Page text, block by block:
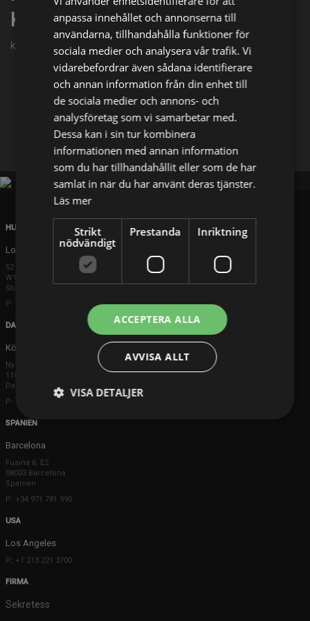
Karlskrona
kl. 21:25 på TV4 Fakta
Facebook
HUVUDKONTOR
London
52 Brook Street
W1K 5DS London
Storbritannien
P: +44 203 608 8181
DANMARK
Köpenhamn
Ny Østergade 20
1101 København K
Danmark
P: +45 3698 8480
SPANIEN
Barcelona
Fusina 6, E2
08003 Barcelona
Spanien
P: +34 971 781 990
USA
Los Angeles
P: +1 213 221 3700
FIRMA
Sekretess
anpassa innehållet och annonserna till
användarna, tillhandahålla funktioner för
sociala medier och analysera vår trafik. Vi
vidarebefordrar även sådana identifierare
och annan information från din enhet till
de sociala medier och annons- och
analysföretag som vi samarbetar med.
Dessa kan i sin tur kombinera
informationen med annan information
som du har tillhandahållit eller som de har
samlat in när du har använt deras tjänster.
Läs mer
Strikt
nödvändigt
Prestanda Inriktning
ACCEPTERA ALLA
AVVISA ALLT
VISA DETALJER